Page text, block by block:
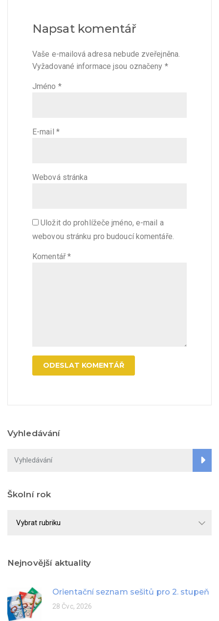
Napsat komentář
Vaše e-mailová adresa nebude zveřejněna.
Vyžadované informace jsou označeny *
Jméno *
E-mail *
Webová stránka
Uložit do prohlížeče jméno, e-mail a
webovou stránku pro budoucí komentáře.
Komentář*
Vyhledávání
Školní rok
rok
Nejnovější aktuality
Orientační seznam sešitů pro 2. stupeň
28 Čvc, 2026